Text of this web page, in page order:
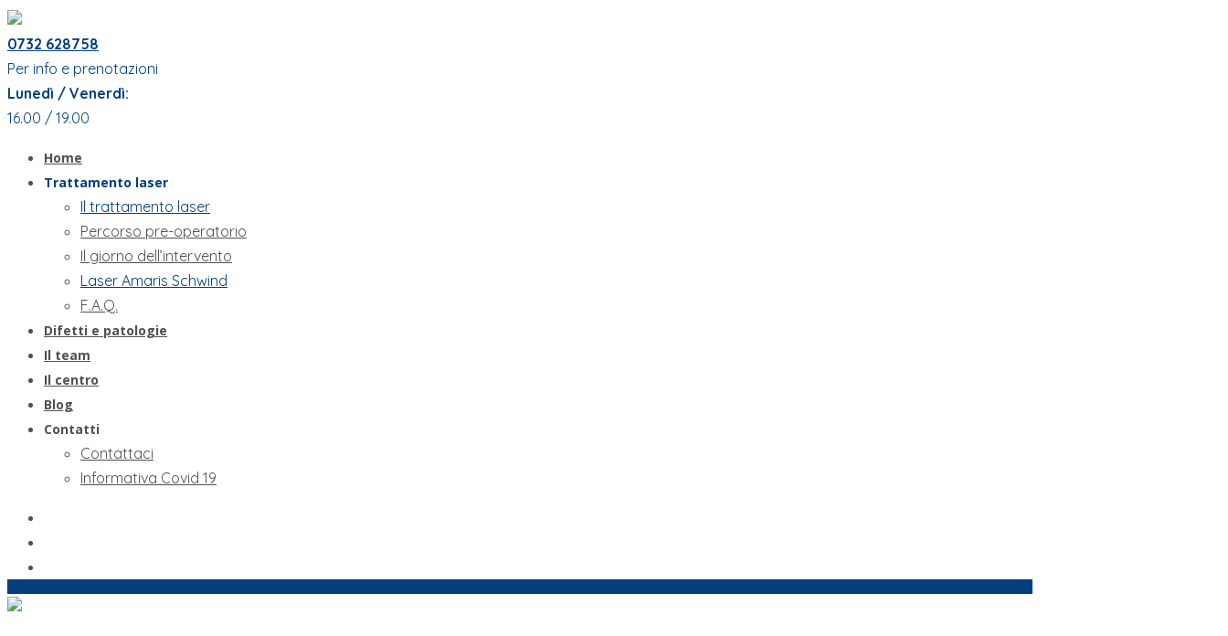
0732 628758
Per info e prenotazioni
Lunedì / Venerdì:
16.00 / 19.00
Home
Trattamento laser
Il trattamento laser
Percorso pre-operatorio
Il giorno dell’intervento
Laser Amaris Schwind
F.A.Q.
Difetti e patologie
Il team
Il centro
Blog
Contatti
Contattaci
Informativa Covid 19